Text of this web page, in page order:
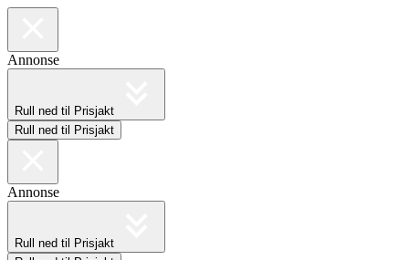
Annonse
Rull ned til Prisjakt
Rull ned til Prisjakt
Annonse
Rull ned til Prisjakt